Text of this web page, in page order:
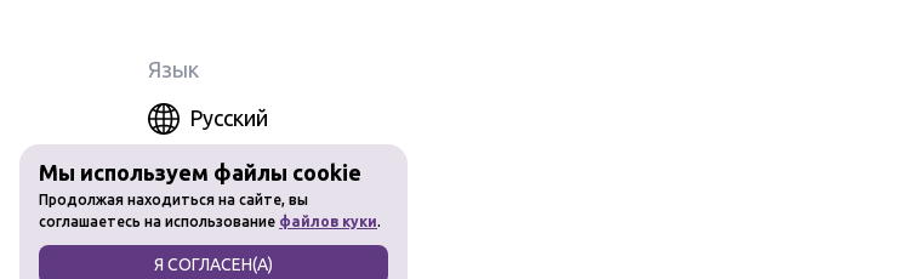
Мы используем файлы cookie
Продолжая находиться на сайте, вы
соглашаетесь на использование файлов куки.
Я СОГЛАСЕН(А)
Язык
Русский